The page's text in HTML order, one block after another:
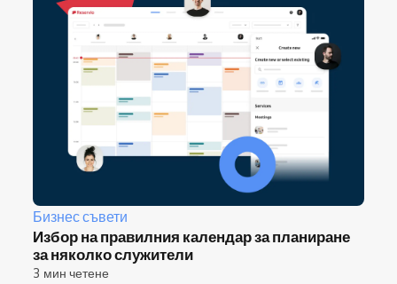
Бизнес съвети
Избор на правилния календар за планиране
за няколко служители
3 мин четене